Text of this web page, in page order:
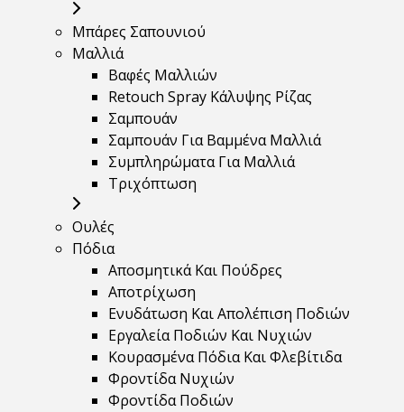
Μπάρες Σαπουνιού
Μαλλιά
Βαφές Μαλλιών
Retouch Spray Κάλυψης Ρίζας
Σαμπουάν
Σαμπουάν Για Βαμμένα Μαλλιά
Συμπληρώματα Για Μαλλιά
Τριχόπτωση
Ουλές
Πόδια
Αποσμητικά Και Πούδρες
Αποτρίχωση
Ενυδάτωση Και Απολέπιση Ποδιών
Εργαλεία Ποδιών Και Νυχιών
Κουρασμένα Πόδια Και Φλεβίτιδα
Φροντίδα Νυχιών
Φροντίδα Ποδιών